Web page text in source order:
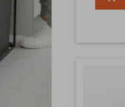
und
in